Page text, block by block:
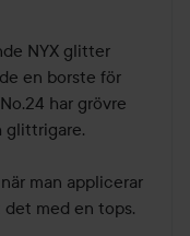
NYX glitter
en borste för
har grövre
glittrigare.
man applicerar
med en tops.